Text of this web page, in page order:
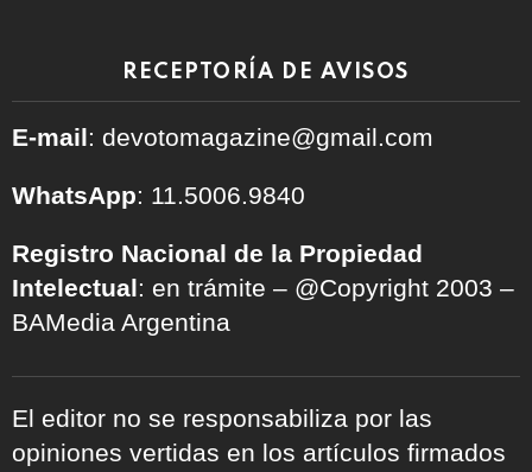
RECEPTORÍA DE AVISOS
E-mail: devotomagazine@gmail.com
WhatsApp: 11.5006.9840
Registro Nacional de la Propiedad
Intelectual: en trámite – @Copyright 2003 –
BAMedia Argentina
El editor no se responsabiliza por las
opiniones vertidas en los artículos firmados